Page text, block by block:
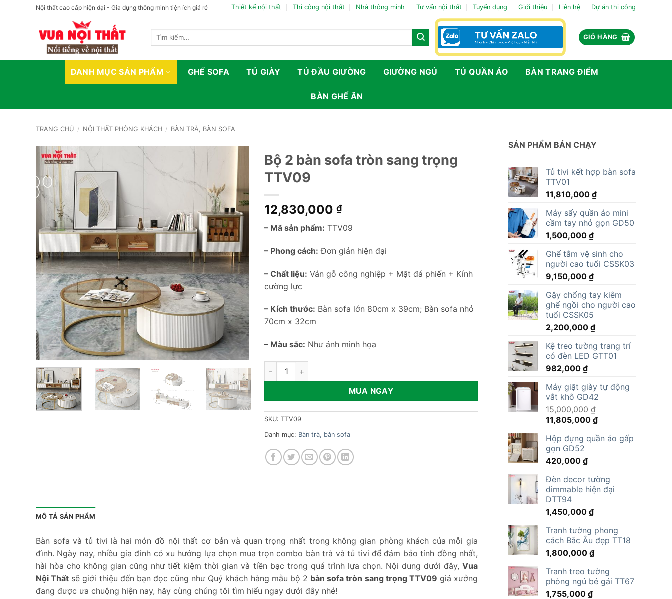
Nội thất cao cấp hiện đại - Gia dụng thông minh tiện ích giá rẻ Thiết kế nội thất Thi công nội thất Nhà thông minh Tư vấn nội thất Tuyển dụng Giới thiệu Liên hệ Dự án thi công
Tìm
GIỎ HÀNG
DANH MỤC SẢN PHẨM GHẾ SOFA TỦ GIÀY TỦ ĐẦU GIƯỜNG GIƯỜNG NGỦ TỦ QUẦN ÁO BÀN TRANG ĐIỂM
BÀN GHẾ ĂN
TRANG CHỦ / NỘI THẤT PHÒNG KHÁCH / BÀN TRÀ, BÀN SOFA
SẢN PHẨM BÁN CHẠY
Tủ tivi kết hợp bàn sofa
TTV01
11,810,000 ₫
Máy sấy quần áo mini
cầm tay nhỏ gọn GD50
1,500,000 ₫
Ghế tắm vệ sinh cho
người cao tuổi CSSK03
9,150,000 ₫
Gậy chống tay kiêm
ghế ngồi cho người cao
tuổi CSSK05
2,200,000 ₫
Kệ treo tường trang trí
có đèn LED GTT01
982,000 ₫
Máy giặt giày tự động
vắt khô GD42
15,000,000₫
Giá
là:
15,000,000 ₫.
11,805,000 ₫Giá
tại
Hộp đựng quần áo gấp
gọn GD52
420,000 ₫
Đèn decor tường
dimmable hiện đại
DTT94
1,450,000 ₫
Tranh tường phong
cách Bắc Âu đẹp TT18
1,800,000 ₫
Tranh treo tường
phòng ngủ bé gái TT67
1,755,000 ₫
Bộ 2 bàn sofa tròn sang trọng
TTV09
12,830,000 ₫
– Mã sản phẩm: TTV09
– Phong cách: Đơn giản hiện đại
– Chất liệu: Ván gỗ công nghiệp + Mặt đá phiến + Kính
cường lực
– Kích thước: Bàn sofa lớn 80cm x 39cm; Bàn sofa nhỏ
70cm x 32cm
– Màu sắc: Như ảnh minh họa
Bộ 2 bàn sofa tròn sang trọng TTV09 số lượng
MUA NGAY
SKU: TTV09
Danh mục: Bàn trà, bàn sofa
MÔ TẢ SẢN PHẨM
Bàn sofa và tủ tivi là hai món đồ nội thất cơ bản và quan trọng nhất trong không gian phòng khách của mỗi gia
đình. Ngày nay, nhiều gia đình có xu hướng lựa chọn mua trọn combo bàn trà và tủ tivi để đảm bảo tính đồng nhất,
hài hòa cho không gian cũng như tiết kiệm thời gian và tiền bạc trong quá trình lựa chọn. Nội dung dưới đây, Vua
Nội Thất sẽ giới thiệu đến bạn đọc cũng như Quý khách hàng mẫu bộ 2 bàn sofa tròn sang trọng TTV09 giá xưởng
đang được ưa chuộng hiện nay, hãy cùng chúng tôi tìm hiểu ngay dưới đây nhé!